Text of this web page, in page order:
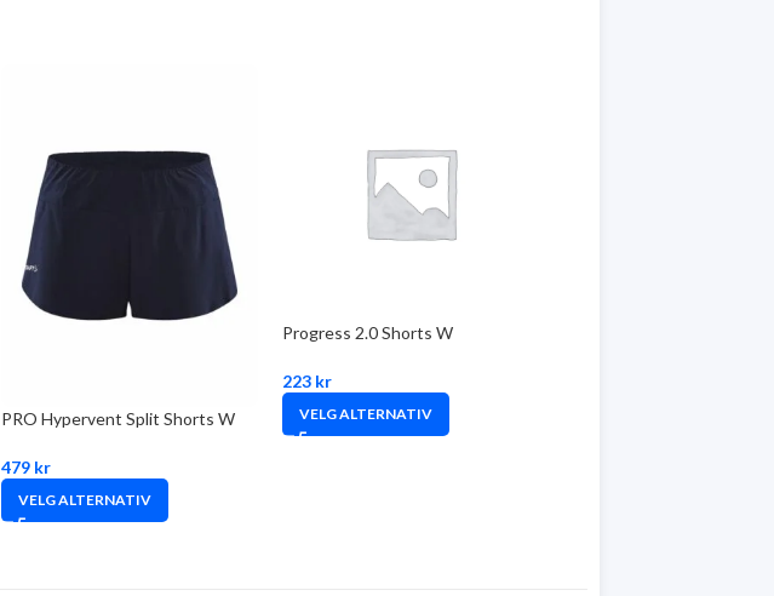
PRO Hypervent Split Shorts W
479 kr
VELG ALTERNATIV
Progress 2.0 Shorts W
223 kr
VELG ALTERNATIV